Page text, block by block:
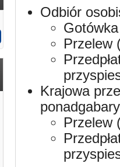
Odbiór
Przelew
Krajowa
Przelew